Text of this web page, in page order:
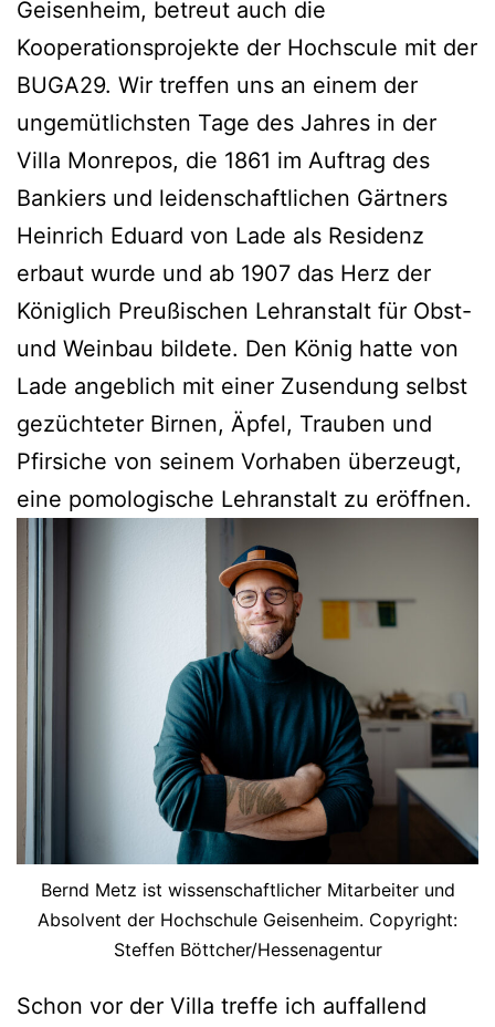
Geisenheim, betreut auch die
Kooperationsprojekte der Hochscule mit der
BUGA29. Wir treffen uns an einem der
ungemütlichsten Tage des Jahres in der
Villa Monrepos, die 1861 im Auftrag des
Bankiers und leidenschaftlichen Gärtners
Heinrich Eduard von Lade als Residenz
erbaut wurde und ab 1907 das Herz der
Königlich Preußischen Lehranstalt für Obst-
und Weinbau bildete. Den König hatte von
Lade angeblich mit einer Zusendung selbst
gezüchteter Birnen, Äpfel, Trauben und
Pfirsiche von seinem Vorhaben überzeugt,
eine pomologische Lehranstalt zu eröffnen.
Bernd Metz ist wissenschaftlicher Mitarbeiter und
Absolvent der Hochschule Geisenheim. Copyright:
Steffen Böttcher/Hessenagentur
Schon vor der Villa treffe ich auffallend